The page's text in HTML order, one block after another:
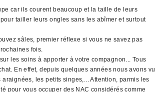
car ils courent beaucoup et la taille de leurs
tailler leurs ongles sans les abîmer et surtout
sâles, premier réflexe si vous ne savez pas
fois.
les soins à apporter à votre compagnon... Tous
En effet, depuis quelques années nous avons vu
les petits singes,... Attention, parmis les
pour vous occuper des NAC considérés comme